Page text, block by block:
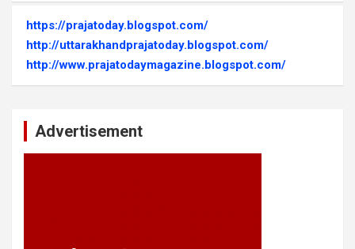
https://prajatoday.blogspot.com/
http://uttarakhandprajatoday.blogspot.com/
http://www.prajatodaymagazine.blogspot.com/
Advertisement